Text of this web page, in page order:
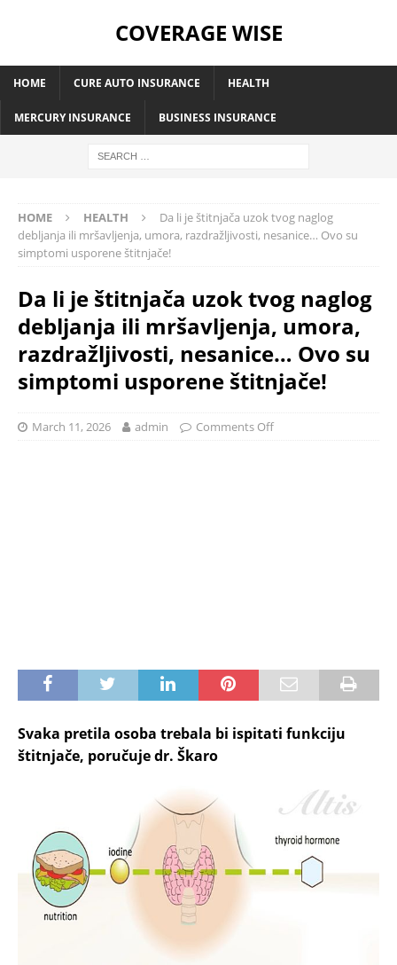
COVERAGE WISE
HOME CURE AUTO INSURANCE HEALTH
MERCURY INSURANCE BUSINESS INSURANCE
HOME HEALTH
Da li je štitnjača uzok tvog naglog
debljanja ili mršavljenja, umora, razdražljivosti, nesanice… Ovo su
simptomi usporene štitnjače!
Da li je štitnjača uzok tvog naglog
debljanja ili mršavljenja, umora,
razdražljivosti, nesanice… Ovo su
simptomi usporene štitnjače!
March 11, 2026 admin Comments Off
Svaka pretila osoba trebala bi ispitati funkciju
štitnjače, poručuje dr. Škaro